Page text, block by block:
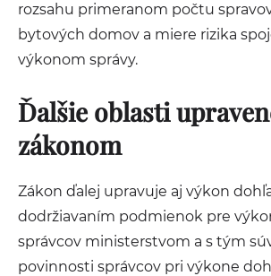
rozsahu primeranom počtu
bytových domov a miere rizika
výkonom správy.
Ďalšie oblasti
zákonom
Zákon ďalej upravuje aj výkon
dodržiavaním podmienok pre
správcov ministerstvom a s tým
povinnosti správcov pri výkone